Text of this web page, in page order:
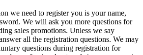
we need to register you is your name,
We will ask you more questions for
sales promotions. Unless we say
all the registration questions. We may
questions during registration for